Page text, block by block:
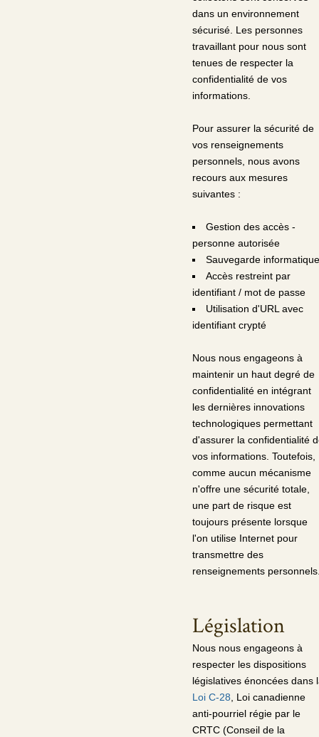
dans un environnement
sécurisé. Les personnes
travaillant pour nous sont
tenues de respecter la
confidentialité de vos
informations.
Pour assurer la sécurité de
vos renseignements
personnels, nous avons
recours aux mesures
suivantes :
Gestion des accès -
personne autorisée
Sauvegarde informatique
Accès restreint par
identifiant / mot de passe
Utilisation d'URL avec
identifiant crypté
Nous nous engageons à
maintenir un haut degré de
confidentialité en intégrant
les dernières innovations
technologiques permettant
d'assurer la confidentialité
vos informations. Toutefois,
comme aucun mécanisme
n'offre une sécurité totale,
une part de risque est
toujours présente lorsque
l'on utilise Internet pour
transmettre des
renseignements
Législation
Nous nous engageons à
respecter les dispositions
législatives énoncées dans
Loi C-28 , Loi canadienne
anti-pourriel régie par le
CRTC (Conseil de la